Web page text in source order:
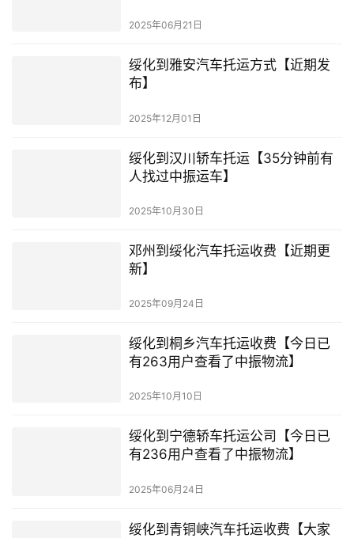
2025年06月21日
绥化到雅安汽车托运方式【近期发
布】
2025年12月01日
绥化到汉川轿车托运【35分钟前有
人找过中振运车】
2025年10月30日
邓州到绥化汽车托运收费【近期更
新】
2025年09月24日
绥化到桐乡汽车托运收费【今日已
有263用户查看了中振物流】
2025年10月10日
绥化到宁德轿车托运公司【今日已
有236用户查看了中振物流】
2025年06月24日
绥化到青铜峡汽车托运收费【大家